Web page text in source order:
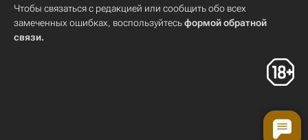
Чтобы связаться с редакцией или сообщить обо всех
замеченных ошибках, воспользуйтесьформой обратной
связи.